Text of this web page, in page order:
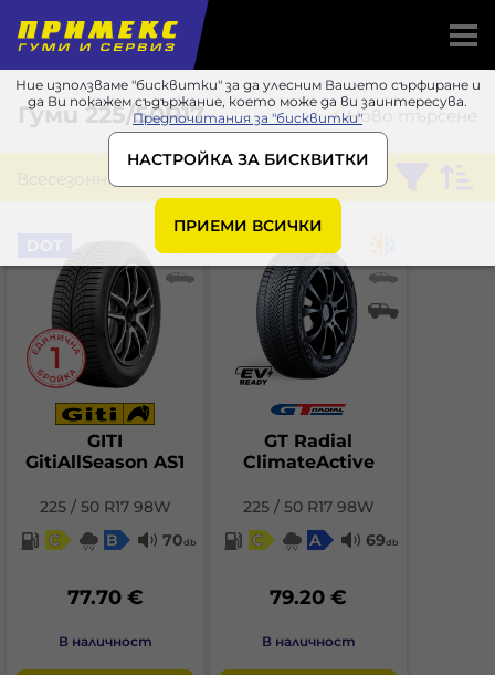
Ние използваме "бисквитки" за да улесним Вашето сърфиране и
да Ви покажем съдържание, което може да ви заинтересува.
Предпочитания за "бисквитки"
НАСТРОЙКА ЗА БИСКВИТКИ
ПРИЕМИ ВСИЧКИ
Ново търсене
Гуми225/50R17
Всесезонни
GITI
GitiAllSeason AS1
225 / 50 R17 98W
C
B 70db
77.70 €
В наличност
GT Radial
ClimateActive
225 / 50 R17 98W
C
A 69db
79.20 €
В наличност